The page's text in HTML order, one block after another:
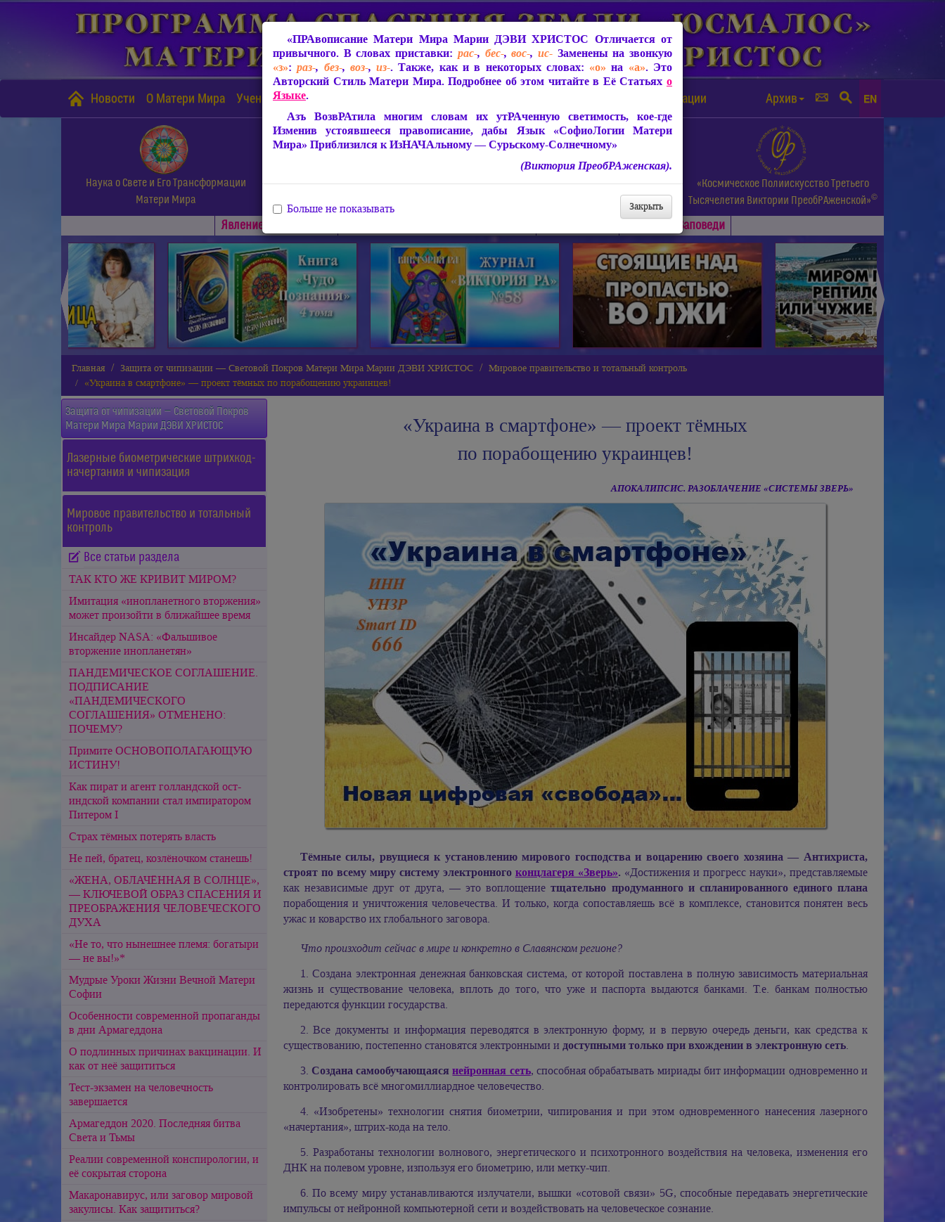
Новости О Матери Мира Учение Матери Мира Защита от чипизации Архив EN
Наука о Свете и Его Трансформации
Матери Мира
СофиоЛогия Матери Мира
Живое Слово Матери Мира.
Статьи, Книги, Видео, Аудио и др.
«Космическое Полиискусство Третьего
Тысячелетия Виктории ПреобРАженской»©
Явлениe Матери Мира Заповеди
◄ ►
Главная Защита от чипизации — Световой Покров Матери Мира Марии ДЭВИ ХРИСТОС
Мировое правительство и тотальный контроль
«Украина в смартфоне» — проект тёмных по порабощению украинцев!
Защита от чипизации — Световой Покров
Матери Мира Марии ДЭВИ ХРИСТОС
Лазерные биометрические штрихкод-
начертания и чипизация
Мировое правительство и тотальный
контроль
Все статьи раздела
ТАК КТО ЖЕ КРИВИТ МИРОМ?
Имитация «инопланетного вторжения»
может произойти в ближайшее время
Инсайдер NASA: «Фальшивое
вторжение инопланетян»
ПАНДЕМИЧЕСКОЕ СОГЛАШЕНИЕ.
ПОДПИСАНИЕ
«ПАНДЕМИЧЕСКОГО
СОГЛАШЕНИЯ» ОТМЕНЕНО:
ПОЧЕМУ?
Примите ОСНОВОПОЛАГАЮЩУЮ
ИСТИНУ!
Как пират и агент голландской ост-
индской компании стал импиратором
Питером I
Страх тёмных потерять власть
Не пей, братец, козлёночком станешь!
«ЖЕНА, ОБЛАЧЁННАЯ В СОЛНЦЕ»,
— КЛЮЧЕВОЙ ОБРАЗ СПАСЕНИЯ И
ПРЕОБРАЖЕНИЯ ЧЕЛОВЕЧЕСКОГО
ДУХА
«Не то, что нынешнее племя: богатыри
— не вы!»*
Мудрые Уроки Жизни Вечной Матери
Софии
Особенности современной пропаганды
в дни Армагеддона
О подлинных причинах вакцинации. И
как от неё защититься
Тест-экзамен на человечность
завершается
Армагеддон 2020. Последняя битва
Света и Тьмы
Реалии современной конспирологии, и
её сокрытая сторона
Макаронавирус, или заговор мировой
закулисы. Как защититься?
«Украина в смартфоне» — проект тёмных
по порабощению украинцев!
АПОКАЛИПСИС. РАЗОБЛАЧЕНИЕ «СИСТЕМЫ ЗВЕРЬ»
Тёмные силы, рвущиеся к установлению мирового господства и воцарению своего хозяина — Антихриста,
строят по всему миру систему электронного концлагеря «Зверь». «Достижения и прогресс науки», представляемые
как независимые друг от друга, — это воплощениетщательно продуманного и спланированного единого плана
порабощения и уничтожения человечества. И только, когда сопоставляешь всё в комплексе, становится понятен весь
ужас и коварство их глобального заговора.
Что произходит сейчас в мире и конкретно в Славянском регионе?
1. Создана электронная денежная банковская система, от которой поставлена в полную зависимость материальная
жизнь и существование человека, вплоть до того, что уже и паспорта выдаются банками. Т.е. банкам полностью
передаются функции государства.
2. Все документы и информация переводятся в электронную форму, и в первую очередь деньги, как средства к
существованию, постепенно становятся электронными и доступными только при вхождении в электронную сеть.
3. Создана самообучающаясянейронная сеть, способная обрабатывать мириады бит информации одновременно и
контролировать всё многомиллиардное человечество.
4. «Изобретены» технологии снятия биометрии, чипирования и при этом одновременного нанесения лазерного
«начертания», штрих-кода на тело.
5. Разработаны технологии волнового, энергетического и психотронного воздействия на человека, изменения его
ДНК на полевом уровне, изпользуя его биометрию, или метку-чип.
6. По всему миру устанавливаются излучатели, вышки «сотовой связи» 5G, способные передавать энергетические
импульсы от нейронной компьютерной сети и воздействовать на человеческое сознание.
«ПРАвописание Матери Мира Марии ДЭВИ ХРИСТОС Отличается от
привычного. В словах приставки: рас-, бес-,вос-, ис-Заменены на звонкую
«з»:раз-, без-, воз-,из-. Также, как и в некоторых словах: «о» на «а». Это
Авторский Стиль Матери Мира. Подробнее об этом читайте в Её Статьях о
Языке.
Азъ ВозвРАтила многим словам их утРАченную светимость, кое-где
Изменив устоявшееся правописание, дабы Язык «СофиоЛогии Матери
Мира» Приблизился к ИзНАЧАльному — Сурьскому-Солнечному»
(Виктория ПреобРАженская).
Закрыть
Больше не показывать